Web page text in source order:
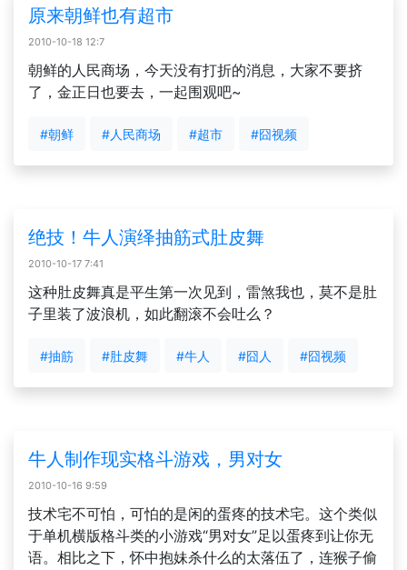
原来朝鲜也有超市
2010-10-18 12:7
朝鲜的人民商场，今天没有打折的消息，大家不要挤
了，金正日也要去，一起围观吧~
#朝鲜 #人民商场 #超市 #囧视频
绝技！牛人演绎抽筋式肚皮舞
2010-10-17 7:41
这种肚皮舞真是平生第一次见到，雷煞我也，莫不是肚
子里装了波浪机，如此翻滚不会吐么？
#抽筋 #肚皮舞 #牛人 #囧人 #囧视频
牛人制作现实格斗游戏，男对女
2010-10-16 9:59
技术宅不可怕，可怕的是闲的蛋疼的技术宅。这个类似
于单机横版格斗类的小游戏“男对女”足以蛋疼到让你无
语。相比之下，怀中抱妹杀什么的太落伍了，连猴子偷